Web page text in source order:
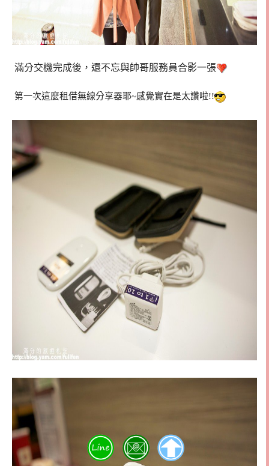
滿分交機完成後，還不忘與帥哥服務員合影一張
第一次這麼租借無線分享器耶~感覺實在是太讚啦!!